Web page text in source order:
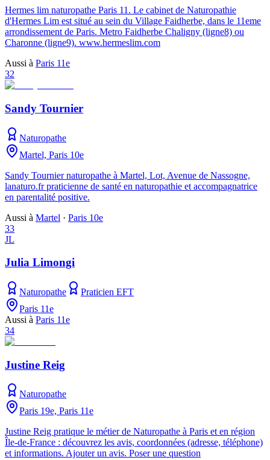
Hermes lim naturopathe Paris 11. Le cabinet de Naturopathie
d'Hermes Lim est situé au sein du Village Faidherbe, dans le 11eme
arrondissement de Paris. Metro Faidherbe Chaligny (ligne8) ou
Charonne (ligne9). www.hermeslim.com
Aussi à Paris 11e
32
Sandy Tournier
Naturopathe
Martel, Paris 10e
Sandy Tournier naturopathe à Martel, Lot, Avenue de Nassogne,
lanaturo.fr praticienne de santé en naturopathie et accompagnatrice
en parentalité positive.
Aussi à Martel · Paris 10e
33
JL
Julia Limongi
Naturopathe
Praticien EFT
Paris 11e
Aussi à Paris 11e
34
Justine Reig
Naturopathe
Paris 19e, Paris 11e
Justine Reig pratique le métier de Naturopathe à Paris et en région
Île-de-France : découvrez les avis, coordonnées (adresse, téléphone)
et informations. Ajouter un avis. Poser une question